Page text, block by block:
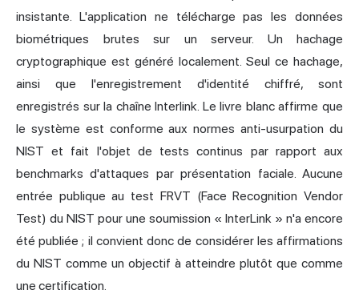
insistante. L'application ne télécharge pas les données
biométriques brutes sur un serveur. Un hachage
cryptographique est généré localement. Seul ce hachage,
ainsi que l'enregistrement d'identité chiffré, sont
enregistrés sur la chaîne Interlink. Le livre blanc affirme que
le système est conforme aux normes anti-usurpation du
NIST et fait l'objet de tests continus par rapport aux
benchmarks d'attaques par présentation faciale. Aucune
entrée publique au test FRVT (Face Recognition Vendor
Test) du NIST pour une soumission « InterLink » n'a encore
été publiée ; il convient donc de considérer les affirmations
du NIST comme un objectif à atteindre plutôt que comme
une certification.